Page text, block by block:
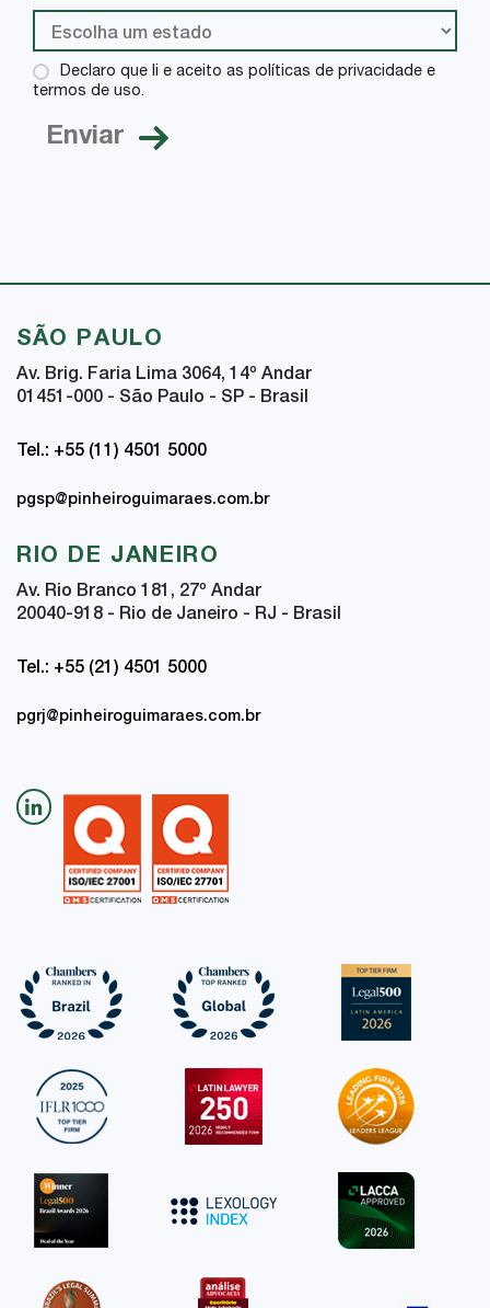
Declaro que li e aceito as políticas de privacidade e
termos de uso.
SÃO PAULO
Av. Brig. Faria Lima 3064, 14º Andar
01451-000 - São Paulo - SP - Brasil
Tel.: +55 (11) 4501 5000
pgsp@pinheiroguimaraes.com.br
RIO DE JANEIRO
Av. Rio Branco 181, 27º Andar
20040-918 - Rio de Janeiro - RJ - Brasil
Tel.: +55 (21) 4501 5000
pgrj@pinheiroguimaraes.com.br